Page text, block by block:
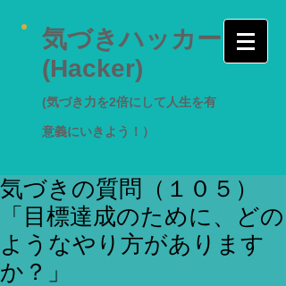
気づきハッカー
(Hacker)
(気づき力を2倍にして人生を有
意義にいきよう！）
気づきの質問（１０５）
「目標達成のために、どの
ようなやり方があります
か？」